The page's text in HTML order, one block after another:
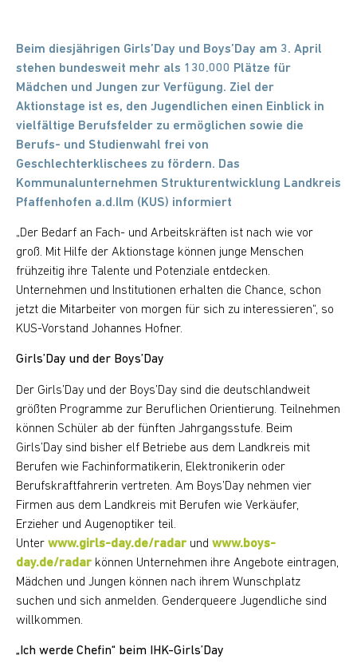
Beim diesjährigen Girls’Day und Boys’Day am 3. April
stehen bundesweit mehr als 130.000 Plätze für
Mädchen und Jungen zur Verfügung. Ziel der
Aktionstage ist es, den Jugendlichen einen Einblick in
vielfältige Berufsfelder zu ermöglichen sowie die
Berufs- und Studienwahl frei von
Geschlechterklischees zu fördern. Das
Kommunalunternehmen Strukturentwicklung Landkreis
Pfaffenhofen a.d.Ilm (KUS) informiert
„Der Bedarf an Fach- und Arbeitskräften ist nach wie vor
groß. Mit Hilfe der Aktionstage können junge Menschen
frühzeitig ihre Talente und Potenziale entdecken.
Unternehmen und Institutionen erhalten die Chance, schon
jetzt die Mitarbeiter von morgen für sich zu interessieren“, so
KUS-Vorstand Johannes Hofner.
Girls’Day und der Boys’Day
Der Girls’Day und der Boys’Day sind die deutschlandweit
größten Programme zur Beruflichen Orientierung. Teilnehmen
können Schüler ab der fünften Jahrgangsstufe. Beim
Girls’Day sind bisher elf Betriebe aus dem Landkreis mit
Berufen wie Fachinformatikerin, Elektronikerin oder
Berufskraftfahrerin vertreten. Am Boys’Day nehmen vier
Firmen aus dem Landkreis mit Berufen wie Verkäufer,
Erzieher und Augenoptiker teil.
Unter www.girls-day.de/radar und www.boys-
day.de/radar können Unternehmen ihre Angebote eintragen,
Mädchen und Jungen können nach ihrem Wunschplatz
suchen und sich anmelden. Genderqueere Jugendliche sind
willkommen.
„Ich werde Chefin“ beim IHK-Girls’Day